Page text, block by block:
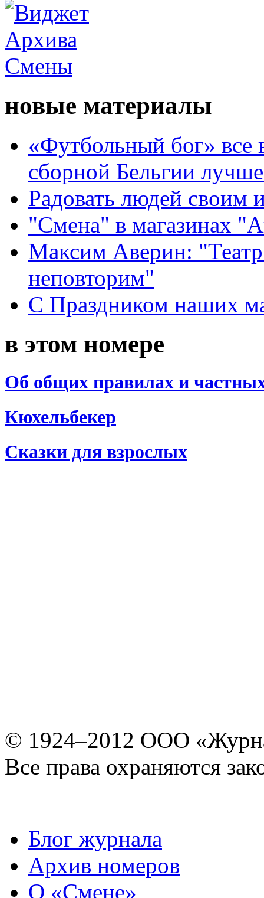
новые материалы
«Футбольный бог» все
сборной Бельгии
Радовать людей своим
"Смена" в магазинах
Максим Аверин:
неповторим"
С Праздником наших
в этом номере
Об общих правилах и
Кюхельбекер
Сказки для взрослых
© 1924–2012 ООО
Все права охраняются
Блог журнала
Архив номеров
О «Смене»